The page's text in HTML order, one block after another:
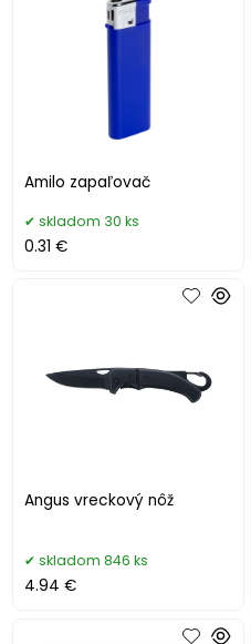
Amilo zapaľovač
skladom 30 ks
0.31 €
Angus vreckový nôž
skladom 846 ks
4.94 €